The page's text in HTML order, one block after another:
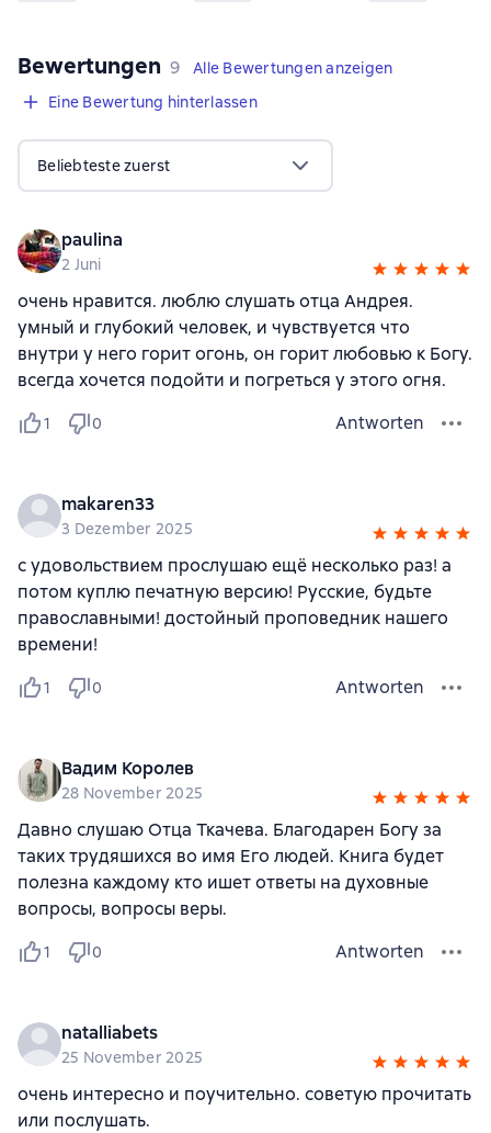
Bewertungen 9 Bewertungen
9
Alle Bewertungen anzeigen
Eine Bewertung hinterlassen
Beliebteste zuerst
paulina
2 Juni
очень нравится. люблю слушать отца Андрея.
умный и глубокий человек, и чувствуется что
внутри у него горит огонь, он горит любовью к Богу.
всегда хочется подойти и погреться у этого огня.
1 0 Antworten
makaren33
3 Dezember 2025
с удовольствием прослушаю ещё несколько раз! а
потом куплю печатную версию! Русские, будьте
православными! достойный проповедник нашего
времени!
1 0 Antworten
Вадим Королев
28 November 2025
Давно слушаю Отца Ткачева. Благодарен Богу за
таких трудяшихся во имя Его людей. Книга будет
полезна каждому кто ишет ответы на духовные
вопросы, вопросы веры.
1 0 Antworten
natalliabets
25 November 2025
очень интересно и поучительно. советую прочитать
или послушать.